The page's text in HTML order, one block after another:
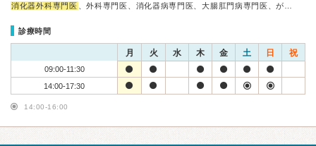
消化器外科専門医 、外科専門医、消化器病専門医、大腸肛門病専門医、が…
診療時間
月 火 水 木 金 土 日 祝
09:00-11:30
14:00-17:30
14:00-16:00